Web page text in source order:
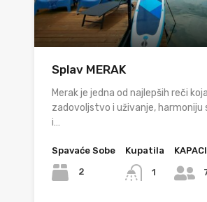
Splav MERAK
Merak je jedna od najlepših reči
zadovoljstvo i uživanje, harmoniju
i…
Spavaće Sobe
2
Kupatila
1